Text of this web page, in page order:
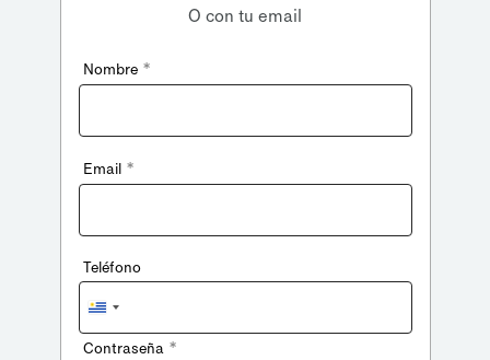
O con tu email
Nombre *
Email *
Teléfono
Uruguay
+598
Contraseña *